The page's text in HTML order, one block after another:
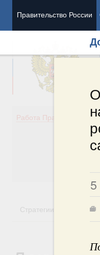
Правительство России
Работа Правительства
Стратегии